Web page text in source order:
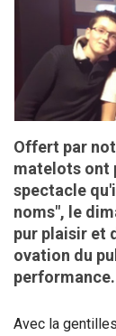
Offert par
matelots ont
spectacle
noms", le
pur plaisir et
ovation du
performance.
Avec la